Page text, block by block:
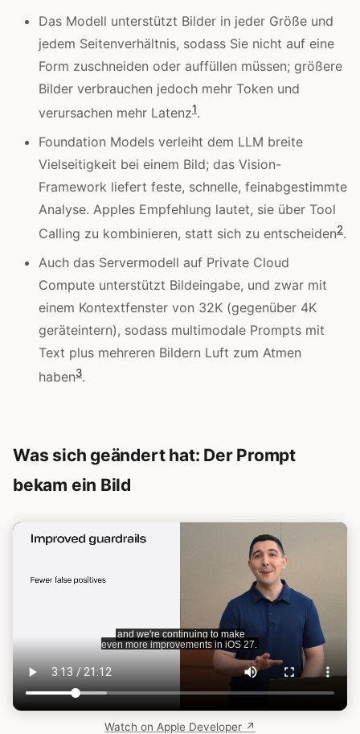
Das Modell unterstützt Bilder in jeder Größe und
jedem Seitenverhältnis, sodass Sie nicht auf eine
Form zuschneiden oder auffüllen müssen; größere
Bilder verbrauchen jedoch mehr Token und
verursachen mehr Latenz1.
Foundation Models verleiht dem LLM breite
Vielseitigkeit bei einem Bild; das Vision-
Framework liefert feste, schnelle, feinabgestimmte
Analyse. Apples Empfehlung lautet, sie über Tool
Calling zu kombinieren, statt sich zu entscheiden2.
Auch das Servermodell auf Private Cloud
Compute unterstützt Bildeingabe, und zwar mit
einem Kontextfenster von 32K (gegenüber 4K
geräteintern), sodass multimodale Prompts mit
Text plus mehreren Bildern Luft zum Atmen
haben3.
Was sich geändert hat: Der Prompt
bekam ein Bild
Watch on Apple Developer ↗